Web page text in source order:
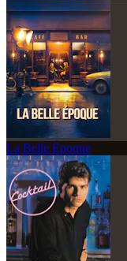
La Belle Époque